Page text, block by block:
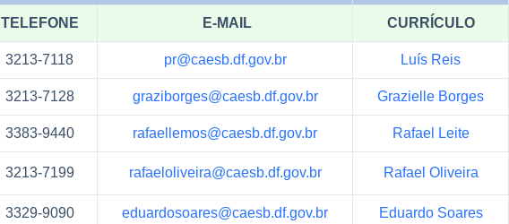
TELEFONE E-MAIL CURRÍCULO
3213-7118 pr@caesb.df.gov.br Luís Reis
3213-7128 graziborges@caesb.df.gov.br Grazielle Borges
3383-9440 rafaellemos@caesb.df.gov.br Rafael Leite
3213-7199 rafaeloliveira@caesb.df.gov.br Rafael Oliveira
3329-9090 eduardosoares@caesb.df.gov.br Eduardo Soares